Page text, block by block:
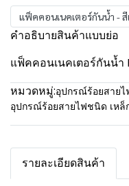
แฟ็คคอนเนคเตอร์กันน้ำ - สี
คำอธิบายสินค้าแบบย่อ
แฟ็คคอนเนคเตอร์กันน้ำ
หมวดหมู่:อุปกรณ์ร้อยสาย
อุปกรณ์ร้อยสายไฟชนิด เหล็
รายละเอียดสินค้า